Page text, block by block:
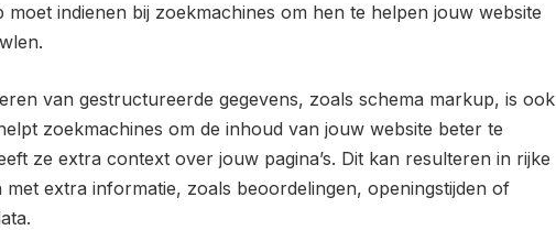
moet indienen bij zoekmachines om hen te helpen jouw website
van gestructureerde gegevens, zoals schema markup, is ook
zoekmachines om de inhoud van jouw website beter te
ze extra context over jouw pagina’s. Dit kan resulteren in rijke
met extra informatie, zoals beoordelingen, openingstijden of